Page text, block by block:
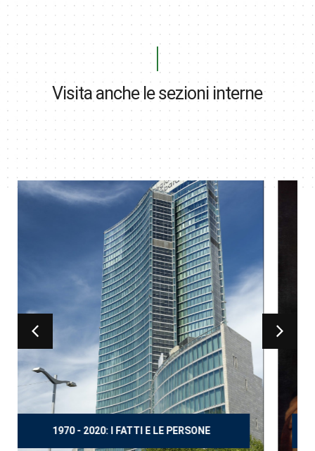
Visita anche le sezioni interne
150 ANNI DOPO MANZONI